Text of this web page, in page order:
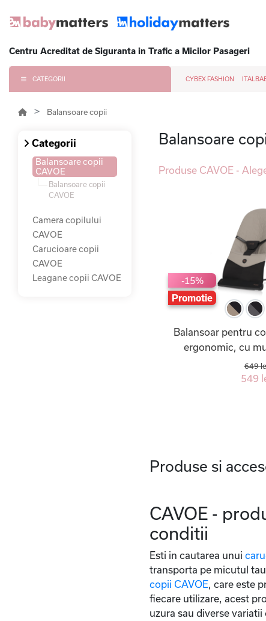
Centru Acreditat de Siguranta in Trafic a Micilor Pasageri
CATEGORII CYBEX FASHION
Balansoare copii
Categorii
Balansoare copii
CAVOE
Balansoare copii
CAVOE
Camera copilului
CAVOE
Carucioare copii
CAVOE
Leagane copii CAVOE
Balansoare
Produse CAVOE -
-15%
Promotie
Balansoar pentru
ergonomic, cu
649
549
Produse si
CAVOE -
conditii
Esti in cautarea unui
transporta pe micutul
copii CAVOE, care este
fiecare utilizare, acest
uzura sau diverse